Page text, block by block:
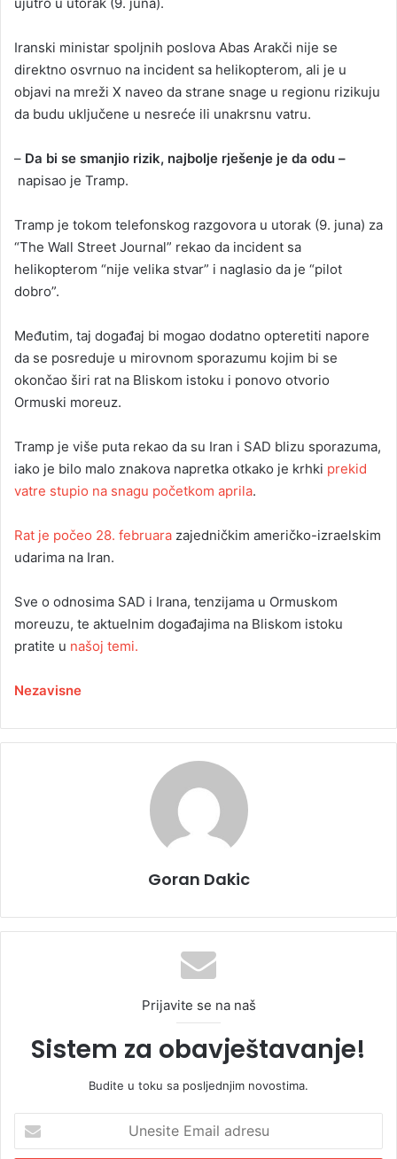
Iranski ministar spoljnih poslova Abas Arakči nije se
direktno osvrnuo na incident sa helikopterom, ali je u
objavi na mreži X naveo da strane snage u regionu rizikuju
da budu uključene u nesreće ili unakrsnu vatru.
– Da bi se smanjio rizik, najbolje rješenje je da odu –
napisao je Tramp.
Tramp je tokom telefonskog razgovora u utorak (9. juna) za
“The Wall Street Journal” rekao da incident sa
helikopterom “nije velika stvar” i naglasio da je “pilot
dobro”.
Međutim, taj događaj bi mogao dodatno opteretiti napore
da se posreduje u mirovnom sporazumu kojim bi se
okončao širi rat na Bliskom istoku i ponovo otvorio
Ormuski moreuz.
Tramp je više puta rekao da su Iran i SAD blizu sporazuma,
iako je bilo malo znakova napretka otkako je krhki prekid
vatre stupio na snagu početkom aprila.
Rat je počeo 28. februara zajedničkim američko-izraelskim
udarima na Iran.
Sve o odnosima SAD i Irana, tenzijama u Ormuskom
moreuzu, te aktuelnim događajima na Bliskom istoku
pratite u našoj temi.
Nezavisne
Goran Dakic
Prijavite se na naš
Sistem za obavještavanje!
Budite u toku sa posljednjim novostima.